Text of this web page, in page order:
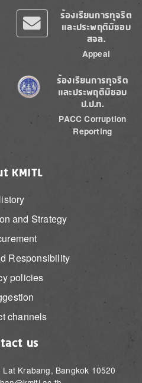
ร้องเรียนการทุจริต
และประพฤติมิชอบ
สจล.
Appeal
Image
ร้องเรียนการทุจริต
และประพฤติมิชอบ
ป.ป.ท.
PACC Corruption
Reporting
KMITL
and Strategy
Responsibility
policies
channels
us
Krabang, Bangkok 10520